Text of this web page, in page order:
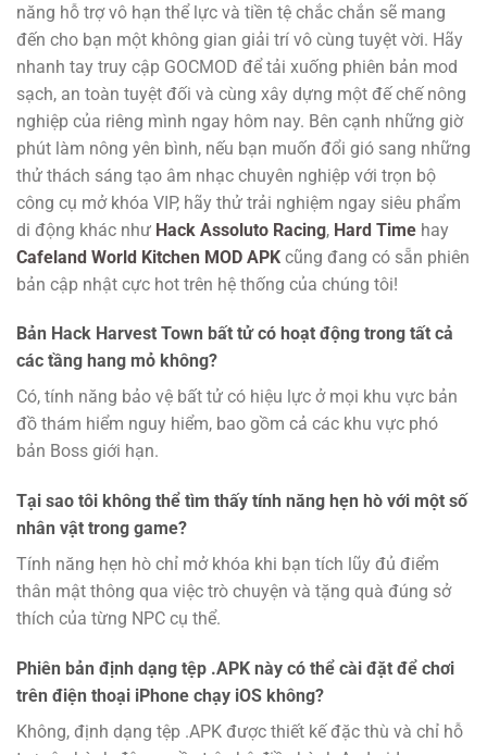
năng hỗ trợ vô hạn thể lực và tiền tệ chắc chắn sẽ mang
đến cho bạn một không gian giải trí vô cùng tuyệt vời. Hãy
nhanh tay truy cập GOCMOD để tải xuống phiên bản mod
sạch, an toàn tuyệt đối và cùng xây dựng một đế chế nông
nghiệp của riêng mình ngay hôm nay. Bên cạnh những giờ
phút làm nông yên bình, nếu bạn muốn đổi gió sang những
thử thách sáng tạo âm nhạc chuyên nghiệp với trọn bộ
công cụ mở khóa VIP, hãy thử trải nghiệm ngay siêu phẩm
di động khác như Hack Assoluto Racing, Hard Time hay
Cafeland World Kitchen MOD APK cũng đang có sẵn phiên
bản cập nhật cực hot trên hệ thống của chúng tôi!
Bản Hack Harvest Town bất tử có hoạt động trong tất cả
các tầng hang mỏ không?
Có, tính năng bảo vệ bất tử có hiệu lực ở mọi khu vực bản
đồ thám hiểm nguy hiểm, bao gồm cả các khu vực phó
bản Boss giới hạn.
Tại sao tôi không thể tìm thấy tính năng hẹn hò với một số
nhân vật trong game?
Tính năng hẹn hò chỉ mở khóa khi bạn tích lũy đủ điểm
thân mật thông qua việc trò chuyện và tặng quà đúng sở
thích của từng NPC cụ thể.
Phiên bản định dạng tệp .APK này có thể cài đặt để chơi
trên điện thoại iPhone chạy iOS không?
Không, định dạng tệp .APK được thiết kế đặc thù và chỉ hỗ